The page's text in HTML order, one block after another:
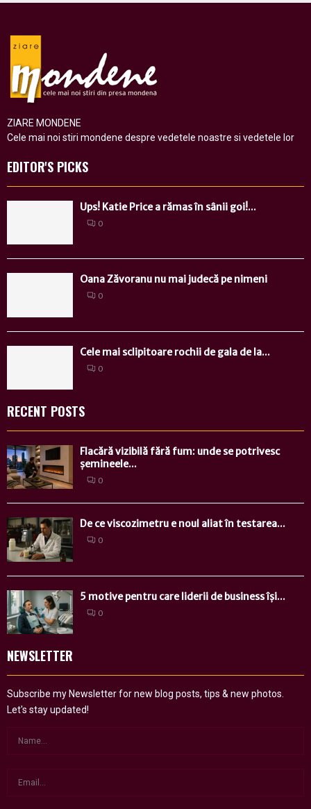
ZIARE MONDENE
Cele mai noi stiri mondene despre vedetele noastre si vedetele lor
EDITOR'S PICKS
Ups! Katie Price a rămas în sânii goi!...
0
Oana Zăvoranu nu mai judecă pe nimeni
0
Cele mai sclipitoare rochii de gala de la...
0
RECENT POSTS
Flacără vizibilă fără fum: unde se potrivesc
șemineele...
0
De ce viscozimetru e noul aliat în testarea...
0
5 motive pentru care liderii de business își...
0
NEWSLETTER
Subscribe my Newsletter for new blog posts, tips & new photos.
Let's stay updated!